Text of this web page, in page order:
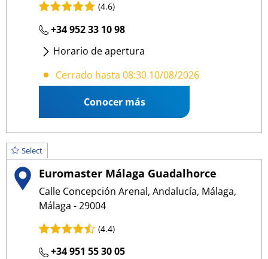
(4.6)
+34 952 33 10 98
Horario de apertura
Lunes- Viernes: 08:30 18:30
Cerrado hasta 08:30 10/08/2026
Conocer más
Select
Euromaster Málaga Guadalhorce
Calle Concepción Arenal, Andalucía, Málaga,
Málaga - 29004
(4.4)
+34 951 55 30 05